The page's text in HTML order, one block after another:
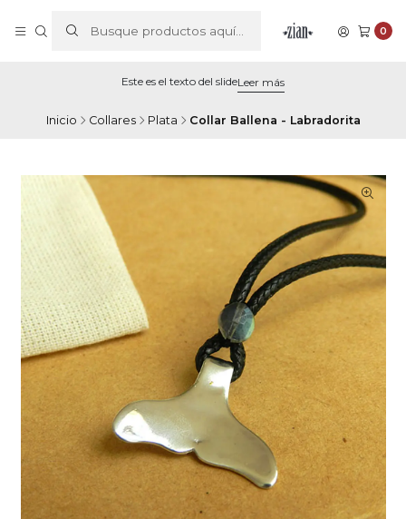
0
Este es el texto del slideLeer más
Inicio Collares Plata Collar Ballena - Labradorita